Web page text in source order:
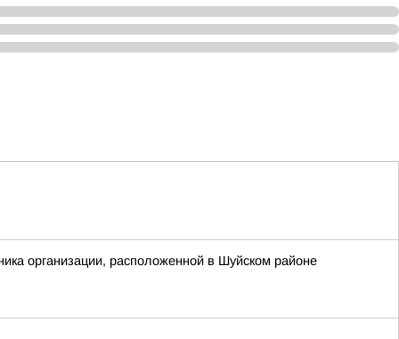
организации, расположенной в Шуйском районе